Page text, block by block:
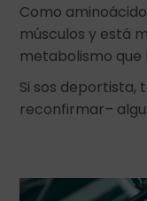
Como
músculos y está
metabolismo
Si sos deportista,
reconfirmar–